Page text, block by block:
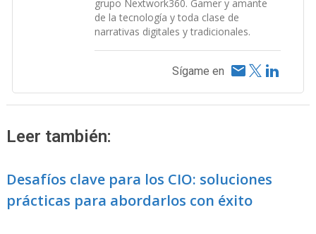
grupo Nextwork360. Gamer y amante
de la tecnología y toda clase de
narrativas digitales y tradicionales.
Sígame en
Leer también:
Desafíos clave para los CIO: soluciones
prácticas para abordarlos con éxito